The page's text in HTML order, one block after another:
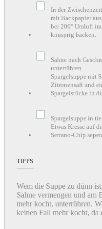
In der
mit Backpapier
bei 200° Umluft
knusprig backen.
Sahne nach
unterrühren.
Spargelsuppe mit
Zitronensaft und
Spargelstücke in
Spargelsuppe in
Etwas Kresse auf
Serrano-Chip
TIPPS
Wem die Suppe zu dünn
Sahne vermengen und am
mehr kocht, unterrühren.
keinen Fall mehr kocht, da